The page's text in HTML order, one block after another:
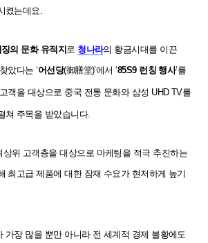
켰는데요.
의 문화 유적지 로 청나라의 황금시대를 이끈
았다는‘어선당(御膳堂)’에서 ‘85S9 런칭 행사‘를
객을 대상으로 중국 전통 문화와 삼성 UHD TV를
쳐 주목을 받았습니다.
위 고객층을 대상으로 마케팅을 적극 추진하는
최고급 제품에 대한 잠재 수요가 현저하게 높기
가장 많을 뿐만 아니라 전 세계적 경제 불황에도